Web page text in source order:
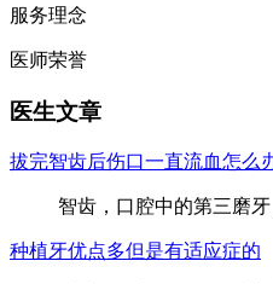
服务理念
医师荣誉
医生文章
拔完智齿后伤口一直流血怎么
智齿，口腔中的第三磨
种植牙优点多但是有适应症的